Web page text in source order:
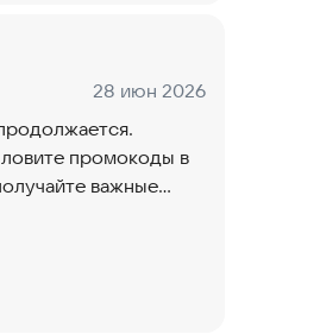
Дата:
28 июн 2026
промокоды в
важные
профиль до
etmoqda.